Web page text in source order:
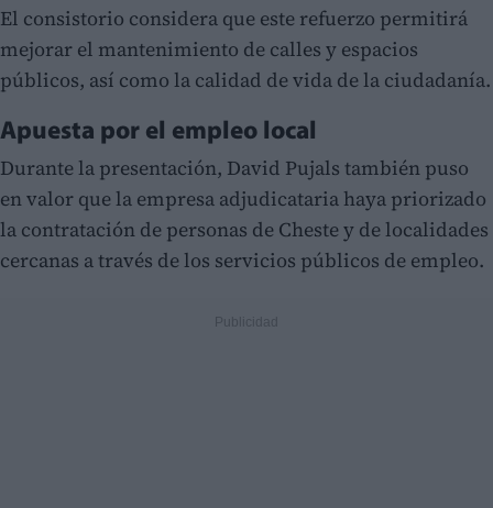
El consistorio considera que este refuerzo permitirá
mejorar el mantenimiento de calles y espacios
públicos, así como la calidad de vida de la ciudadanía.
Apuesta por el empleo local
Durante la presentación, David Pujals también puso
en valor que la empresa adjudicataria haya priorizado
la contratación de personas de Cheste y de localidades
cercanas a través de los servicios públicos de empleo.